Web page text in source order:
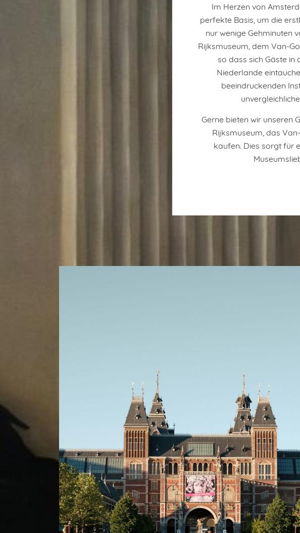
Im Herzen von
perfekte Basis, um die
nur wenige Gehminuten
Rijksmuseum, dem Van-
so dass sich Gäste in
Niederlande
beeindruckenden
Gerne bieten wir unseren
Rijksmuseum, das
kaufen. Dies sorgt für